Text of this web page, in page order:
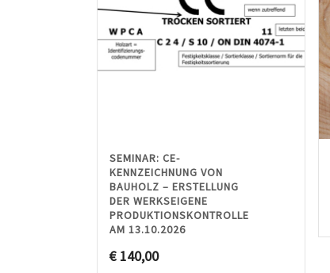
SEMINAR: CE-
KENNZEICHNUNG VON
BAUHOLZ – ERSTELLUNG
DER WERKSEIGENE
PRODUKTIONSKONTROLLE
AM 13.10.2026
€ 140,00